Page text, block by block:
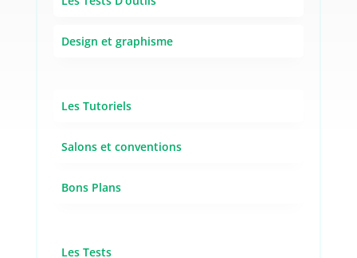
Design et graphisme
Les Tutoriels
Salons et conventions
Bons Plans
Les Tests